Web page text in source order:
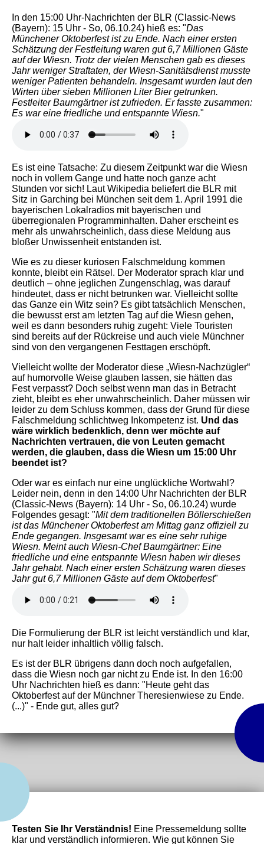
In den 15:00 Uhr-Nachrichten der BLR (Classic-News
(Bayern): 15 Uhr - So, 06.10.24) hieß es: "Das
Münchener Oktoberfest ist zu Ende. Nach einer ersten
Schätzung der Festleitung waren gut 6,7 Millionen Gäste
auf der Wiesn. Trotz der vielen Menschen gab es dieses
Jahr weniger Straftaten, der Wiesn-Sanitätsdienst musste
weniger Patienten behandeln. Insgesamt wurden laut den
Wirten über sieben Millionen Liter Bier getrunken.
Festleiter Baumgärtner ist zufrieden. Er fasste zusammen:
Es war eine friedliche und entspannte Wiesn."
Es ist eine Tatsache: Zu diesem Zeitpunkt war die Wiesn
noch in vollem Gange und hatte noch ganze acht
Stunden vor sich! Laut Wikipedia beliefert die BLR mit
Sitz in Garching bei München seit dem 1. April 1991 die
bayerischen Lokalradios mit bayerischen und
überregionalen Programminhalten. Daher erscheint es
mehr als unwahrscheinlich, dass diese Meldung aus
bloßer Unwissenheit entstanden ist.
Wie es zu dieser kuriosen Falschmeldung kommen
konnte, bleibt ein Rätsel. Der Moderator sprach klar und
deutlich – ohne jeglichen Zungenschlag, was darauf
hindeutet, dass er nicht betrunken war. Vielleicht sollte
das Ganze ein Witz sein? Es gibt tatsächlich Menschen,
die bewusst erst am letzten Tag auf die Wiesn gehen,
weil es dann besonders ruhig zugeht: Viele Touristen
sind bereits auf der Rückreise und auch viele Münchner
sind von den vergangenen Festtagen erschöpft.
Vielleicht wollte der Moderator diese „Wiesn-Nachzügler“
auf humorvolle Weise glauben lassen, sie hätten das
Fest verpasst? Doch selbst wenn man das in Betracht
zieht, bleibt es eher unwahrscheinlich. Daher müssen wir
leider zu dem Schluss kommen, dass der Grund für diese
Falschmeldung schlichtweg Inkompetenz ist. Und das
wäre wirklich bedenklich, denn wer möchte auf
Nachrichten vertrauen, die von Leuten gemacht
werden, die glauben, dass die Wiesn um 15:00 Uhr
beendet ist?
Oder war es einfach nur eine unglückliche Wortwahl?
Leider nein, denn in den 14:00 Uhr Nachrichten der BLR
(Classic-News (Bayern): 14 Uhr - So, 06.10.24) wurde
Folgendes gesagt: "Mit dem traditionellen Böllerschießen
ist das Münchener Oktoberfest am Mittag ganz offiziell zu
Ende gegangen. Insgesamt war es eine sehr ruhige
Wiesn. Meint auch Wiesn-Chef Baumgärtner: Eine
friedliche und eine entspannte Wiesn haben wir dieses
Jahr gehabt. Nach einer ersten Schätzung waren dieses
Jahr gut 6,7 Millionen Gäste auf dem Oktoberfest"
Die Formulierung der BLR ist leicht verständlich und klar,
nur halt leider inhaltlich völlig falsch.
Es ist der BLR übrigens dann doch noch aufgefallen,
dass die Wiesn noch gar nicht zu Ende ist. In den 16:00
Uhr Nachrichten hieß es dann: "Heute geht das
Oktoberfest auf der Münchner Theresienwiese zu Ende.
(...)" - Ende gut, alles gut?
Testen Sie Ihr Verständnis! Eine Pressemeldung sollte
klar und verständlich informieren. Wie gut können Sie